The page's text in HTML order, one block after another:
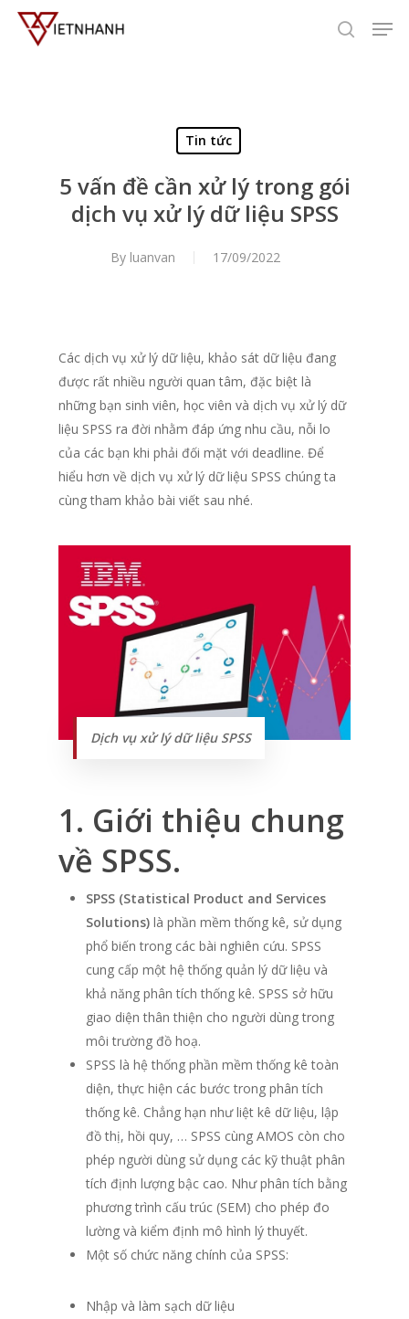
Skip
search
Tin tức
5 vấn đề cần xử lý trong gói
dịch vụ xử lý dữ liệu SPSS
By luanvan 17/09/2022
Các dịch vụ xử lý dữ liệu, khảo sát dữ liệu đang
được rất nhiều người quan tâm, đặc biệt là
những bạn sinh viên, học viên và dịch vụ xử lý dữ
liệu SPSS ra đời nhằm đáp ứng nhu cầu, nỗi lo
của các bạn khi phải đối mặt với deadline. Để
hiểu hơn về dịch vụ xử lý dữ liệu SPSS chúng ta
cùng tham khảo bài viết sau nhé.
Dịch vụ xử lý dữ liệu SPSS
1. Giới thiệu chung
về SPSS.
SPSS (Statistical Product and Services
Solutions) là phần mềm thống kê, sử dụng
phổ biến trong các bài nghiên cứu. SPSS
cung cấp một hệ thống quản lý dữ liệu và
khả năng phân tích thống kê. SPSS sở hữu
giao diện thân thiện cho người dùng trong
môi trường đồ hoạ.
SPSS là hệ thống phần mềm thống kê toàn
diện, thực hiện các bước trong phân tích
thống kê. Chẳng hạn như liệt kê dữ liệu, lập
đồ thị, hồi quy, … SPSS cùng AMOS còn cho
phép người dùng sử dụng các kỹ thuật phân
tích định lượng bậc cao. Như phân tích bằng
phương trình cấu trúc (SEM) cho phép đo
lường và kiểm định mô hình lý thuyết.
Một số chức năng chính của SPSS:
Nhập và làm sạch dữ liệu